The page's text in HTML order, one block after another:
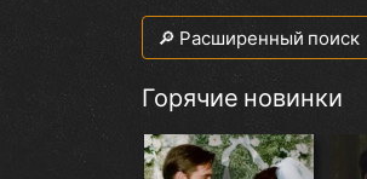
🔎 Расширенный поиск
Горячие новинки